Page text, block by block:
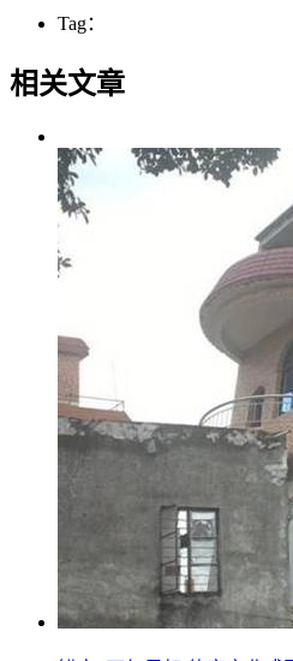
Tag：
相关文章